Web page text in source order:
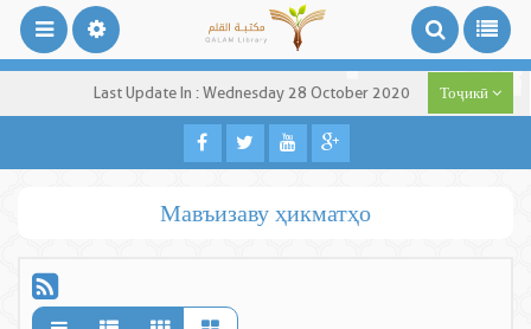
Last Update In : Wednesday 28 October 2020 Тоҷикӣ
Мавъизаву ҳикматҳо